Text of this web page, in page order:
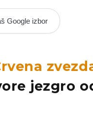
Google izbor
jezgro